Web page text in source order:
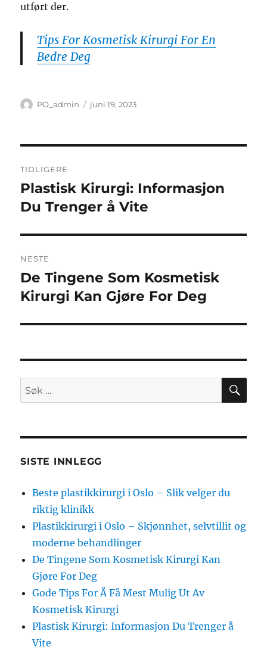
utført der.
Tips For Kosmetisk Kirurgi For En
Bedre Deg
Forfatter
PO_admin Publisert
juni 19, 2023
TIDLIGERE
Forrige
innlegg:
Plastisk Kirurgi: Informasjon
Du Trenger å Vite
NESTE
Neste
innlegg:
De Tingene Som Kosmetisk
Kirurgi Kan Gjøre For Deg
Søk
etter:
SISTE INNLEGG
Beste plastikkirurgi i Oslo – Slik velger du
riktig klinikk
Plastikkirurgi i Oslo – Skjønnhet, selvtillit og
moderne behandlinger
De Tingene Som Kosmetisk Kirurgi Kan
Gjøre For Deg
Gode ​​Tips For Å Få Mest Mulig Ut Av
Kosmetisk Kirurgi
Plastisk Kirurgi: Informasjon Du Trenger å
Vite